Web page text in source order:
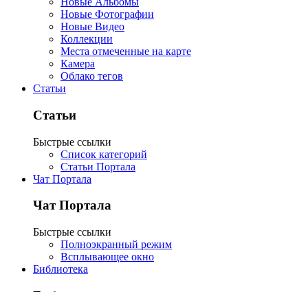
Новые Фотографии
Новые Видео
Коллекции
Места отмеченные на карте
Камера
Облако тегов
Статьи
Статьи
Быстрые ссылки
Список категорий
Статьи Портала
Чат Портала
Чат Портала
Быстрые ссылки
Полноэкранный режим
Всплывающее окно
Библиотека